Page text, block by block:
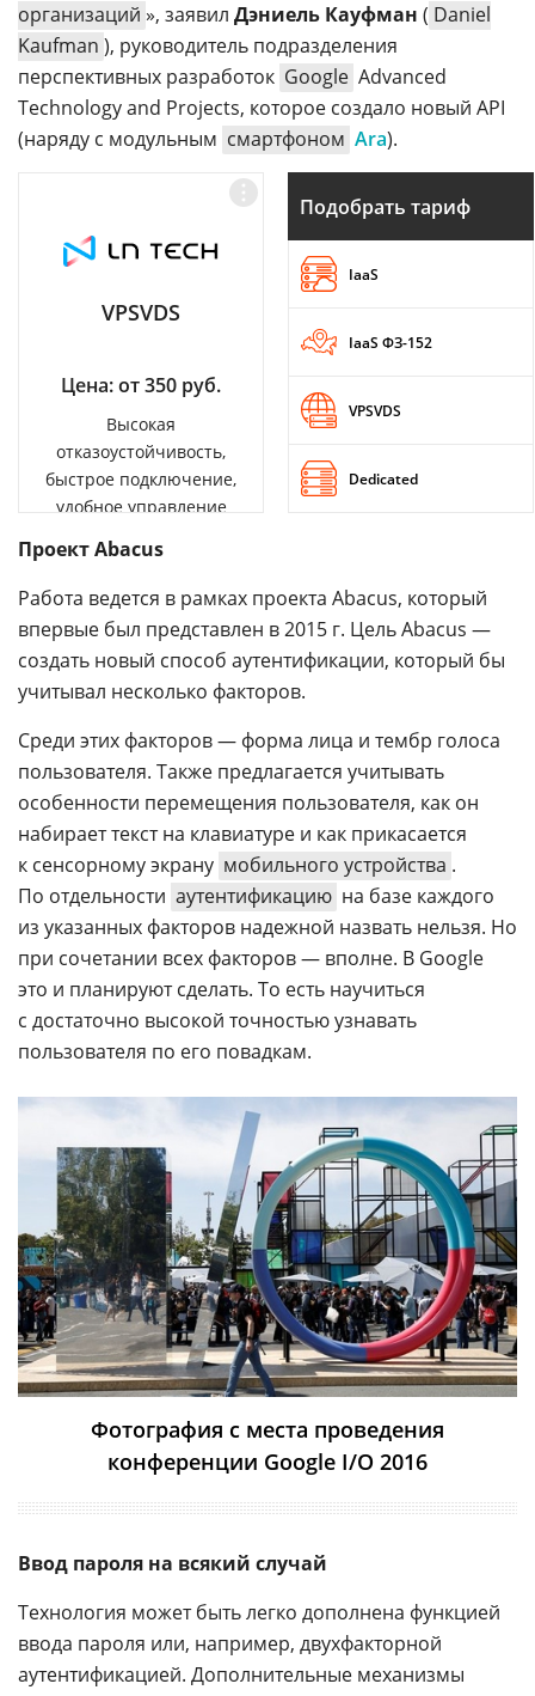
организаций », заявил Дэниель Кауфман ( Daniel
Kaufman ), руководитель подразделения
перспективных разработок Google Advanced
Technology and Projects, которое создало новый API
(наряду с модульным смартфоном Ara).
VPSVDS
Цена: от 350 руб.
Высокая
отказоустойчивость,
быстрое подключение,
удобное управление
Подобрать тариф
IaaS
IaaS ФЗ-152
VPSVDS
Dedicated
Проект Abacus
Работа ведется в рамках проекта Abacus, который
впервые был представлен в 2015 г. Цель Abacus —
создать новый способ аутентификации, который бы
учитывал несколько факторов.
Среди этих факторов — форма лица и тембр голоса
пользователя. Также предлагается учитывать
особенности перемещения пользователя, как он
набирает текст на клавиатуре и как прикасается
к сенсорному экрану мобильного устройства .
По отдельности аутентификацию на базе каждого
из указанных факторов надежной назвать нельзя. Но
при сочетании всех факторов — вполне. В Google
это и планируют сделать. То есть научиться
с достаточно высокой точностью узнавать
пользователя по его повадкам.
Фотография с места проведения
конференции Google I/O 2016
Ввод пароля на всякий случай
Технология может быть легко дополнена функцией
ввода пароля или, например, двухфакторной
аутентификацией. Дополнительные механизмы